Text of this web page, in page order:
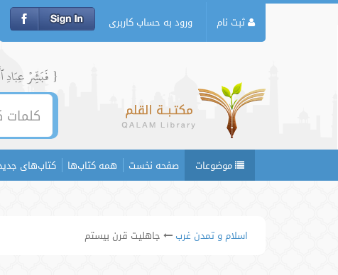
ثبت نام ورود به حساب کاربری
{ فَبَشِّرۡ عِبَادِ
موضوعات صفحه نخست همه کتاب‌ها کتاب‌های
اسلام و تمدن غرب جاهلیت قرن بیستم